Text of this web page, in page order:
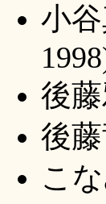
小
後
後
こ